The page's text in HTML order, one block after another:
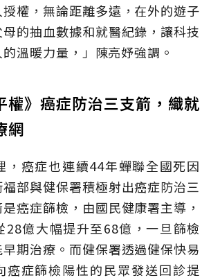
授權，無論距離多遠，在外的遊子
的抽血數據和就醫紀錄，讓科技
溫暖力量，」陳亮妤強調。
權》癌症防治三支箭，織就
網
，癌症也連續44年蟬聯全國死因
部與健保署積極射出癌症防治三
癌症篩檢，由國民健康署主導，
28億大幅提升至68億，一旦篩檢
期治療。而健保署透過健保快易
癌症篩檢陽性的民眾發送回診提